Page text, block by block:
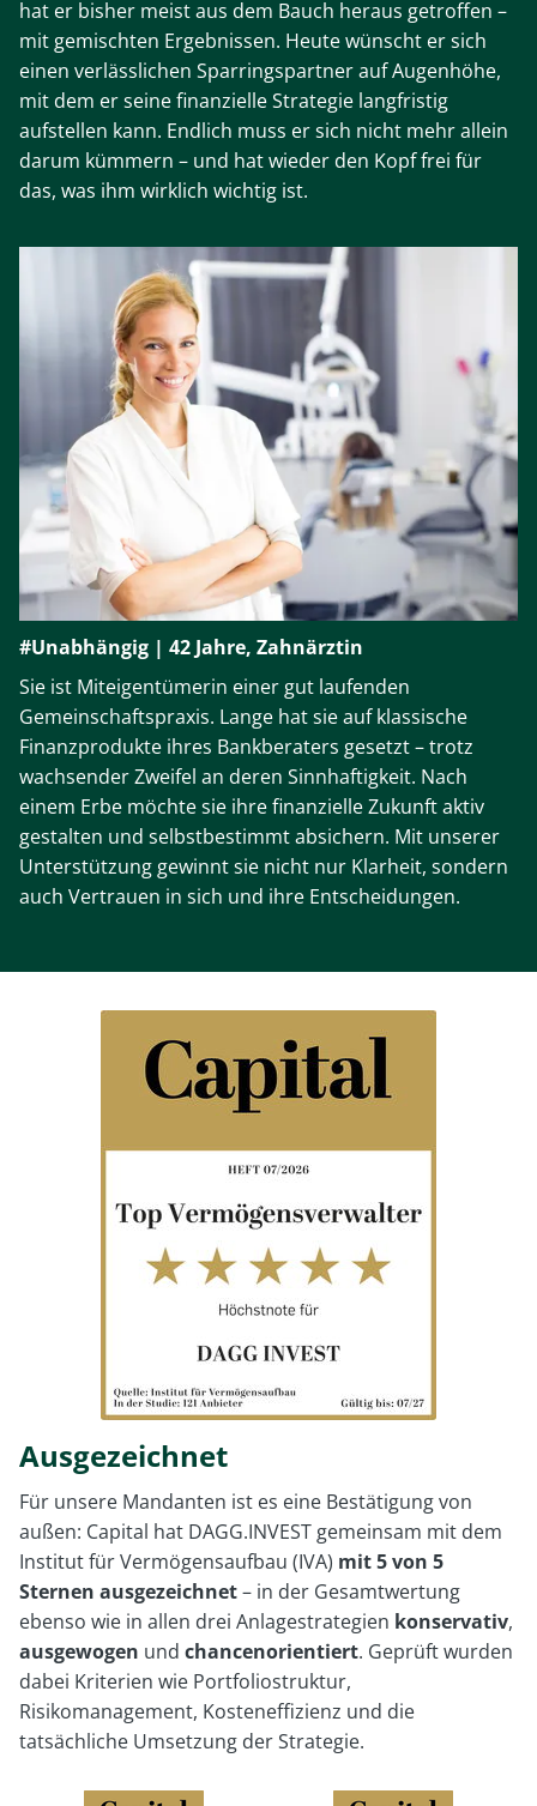
hat er bisher meist aus dem Bauch heraus getroffen –
mit gemischten Ergebnissen. Heute wünscht er sich
einen verlässlichen Sparringspartner auf Augenhöhe,
mit dem er seine finanzielle Strategie langfristig
aufstellen kann. Endlich muss er sich nicht mehr allein
darum kümmern – und hat wieder den Kopf frei für
das, was ihm wirklich wichtig ist.
#Unabhängig | 42 Jahre, Zahnärztin
Sie ist Miteigentümerin einer gut laufenden
Gemeinschaftspraxis. Lange hat sie auf klassische
Finanzprodukte ihres Bankberaters gesetzt – trotz
wachsender Zweifel an deren Sinnhaftigkeit. Nach
einem Erbe möchte sie ihre finanzielle Zukunft aktiv
gestalten und selbstbestimmt absichern. Mit unserer
Unterstützung gewinnt sie nicht nur Klarheit, sondern
auch Vertrauen in sich und ihre Entscheidungen.
Ausgezeichnet
Für unsere Mandanten ist es eine Bestätigung von
außen: Capital hat DAGG.INVEST gemeinsam mit dem
Institut für Vermögensaufbau (IVA) mit 5 von 5
Sternen ausgezeichnet– in der Gesamtwertung
ebenso wie in allen drei Anlagestrategien konservativ,
ausgewogen und chancenorientiert. Geprüft wurden
dabei Kriterien wie Portfoliostruktur,
Risikomanagement, Kosteneffizienz und die
tatsächliche Umsetzung der Strategie.